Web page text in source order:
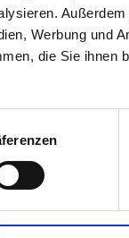
Werbung und
die Sie ihnen